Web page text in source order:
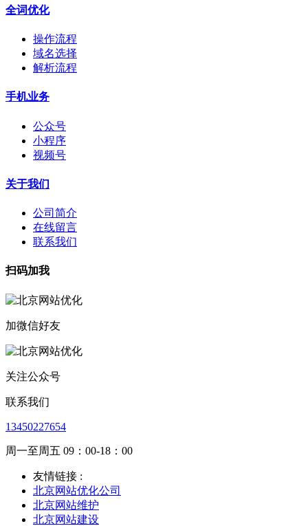
全词优化
操作流程
域名选择
解析流程
手机业务
公众号
小程序
视频号
关于我们
公司简介
在线留言
联系我们
扫码加我
加微信好友
关注公众号
联系我们
13450227654
周一至周五 09：00-18：00
友情链接 :
北京网站优化公司
北京网站维护
北京网站建设